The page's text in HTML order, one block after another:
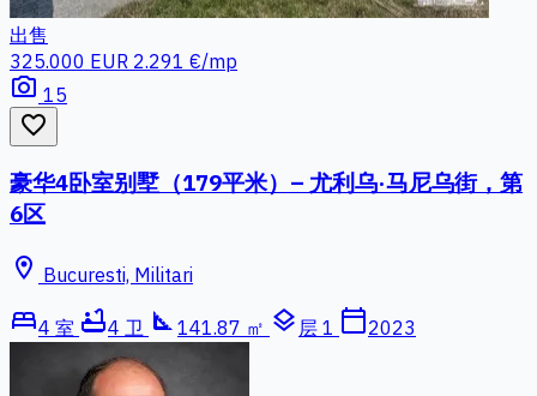
出售
325.000 EUR 2.291 €/mp
photo_camera 15
favorite_border
豪华4卧室别墅（179平米）– 尤利乌·马尼乌街，第
6区
location_on Bucuresti, Militari
bed4 室 bathtub4 卫 square_foot 141.87 ㎡ layers 层 1 calendar_today2023